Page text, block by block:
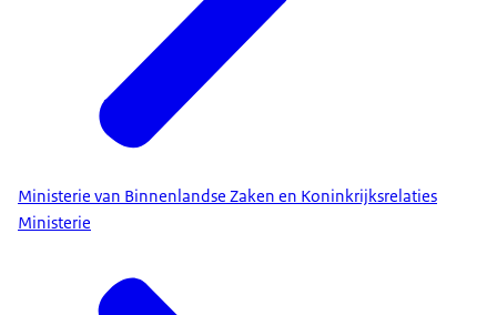
Ministerie van Binnenlandse Zaken en Koninkrijksrelaties
Ministerie